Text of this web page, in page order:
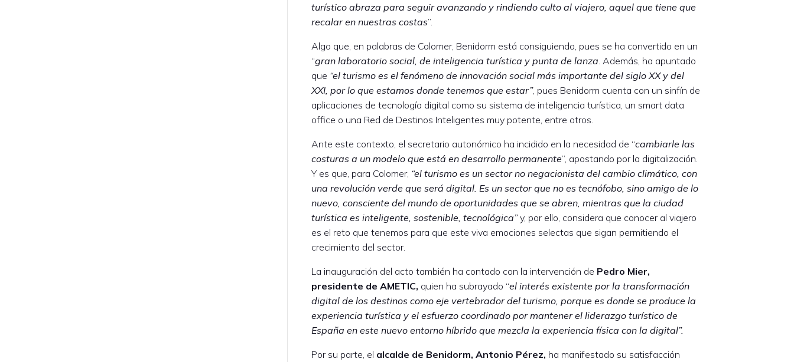
turístico abraza para seguir avanzando y rindiendo culto al viajero, aquel que tiene que
recalar en nuestras costas”.
Algo que, en palabras de Colomer, Benidorm está consiguiendo, pues se ha convertido en un
“gran laboratorio social, de inteligencia turística y punta de lanza . Además, ha apuntado
que “el turismo es el fenómeno de innovación social más importante del siglo XX y del
XXI, por lo que estamos donde tenemos que estar”, pues Benidorm cuenta con un sinfín de
aplicaciones de tecnología digital como su sistema de inteligencia turística, un smart data
office o una Red de Destinos Inteligentes muy potente, entre otros.
Ante este contexto, el secretario autonómico ha incidido en la necesidad de “cambiarle las
costuras a un modelo que está en desarrollo permanente”, apostando por la digitalización.
Y es que, para Colomer, “el turismo es un sector no negacionista del cambio climático, con
una revolución verde que será digital. Es un sector que no es tecnófobo, sino amigo de lo
nuevo, consciente del mundo de oportunidades que se abren, mientras que la ciudad
turística es inteligente, sostenible, tecnológica”y, por ello, considera que conocer al viajero
es el reto que tenemos para que este viva emociones selectas que sigan permitiendo el
crecimiento del sector.
La inauguración del acto también ha contado con la intervención de Pedro Mier,
presidente de AMETIC, quien ha subrayado “el interés existente por la transformación
digital de los destinos como eje vertebrador del turismo, porque es donde se produce la
experiencia turística y el esfuerzo coordinado por mantener el liderazgo turístico de
España en este nuevo entorno híbrido que mezcla la experiencia física con la digital”.
Por su parte, el alcalde de Benidorm, Antonio Pérez, ha manifestado su satisfacción